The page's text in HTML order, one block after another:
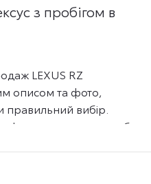
з пробігом в
LEXUS RZ
описом та фото,
вибір.
формою пошуку, щоб